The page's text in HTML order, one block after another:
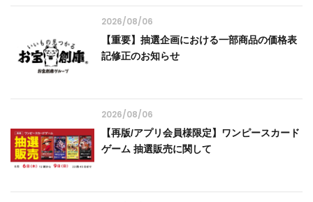
2026/08/06
【重要】抽選企画における一部商品の価格表
記修正のお知らせ
2026/08/06
【再版/アプリ会員様限定】ワンピースカード
ゲーム 抽選販売に関して